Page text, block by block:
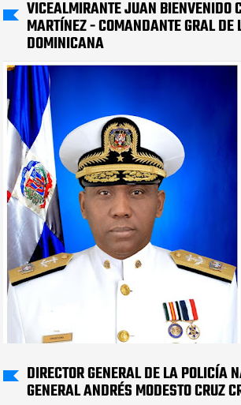
VICEALMIRANTE JUAN BIENVENIDO
MARTÍNEZ - COMANDANTE GRAL
DOMINICANA
DIRECTOR GENERAL DE LA POLICÍA
GENERAL ANDRÉS MODESTO CRUZ